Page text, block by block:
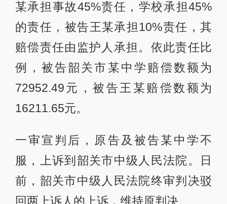
某承担事故45%责任，学校承担45%
的责任，被告王某承担10%责任，其
赔偿责任由监护人承担。依此责任比
例，被告韶关市某中学赔偿数额为
72952.49元，被告王某赔偿数额为
16211.65元。
一审宣判后，原告及被告某中学不
服，上诉到韶关市中级人民法院。日
前，韶关市中级人民法院终审判决驳
回两上诉人的上诉，维持原判决。